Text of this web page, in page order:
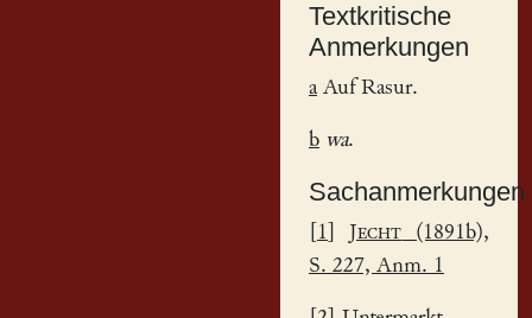
Textkritische
Anmerkungen
aAuf Rasur.
b wa.
Sachanmerkungen
1 Jecht (1891b),
S. 227, Anm. 1